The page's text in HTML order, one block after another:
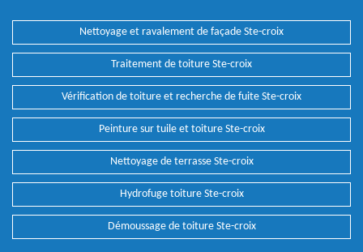
Nettoyage et ravalement de façade Ste-croix
Traitement de toiture Ste-croix
Vérification de toiture et recherche de fuite Ste-croix
Peinture sur tuile et toiture Ste-croix
Nettoyage de terrasse Ste-croix
Hydrofuge toiture Ste-croix
Démoussage de toiture Ste-croix